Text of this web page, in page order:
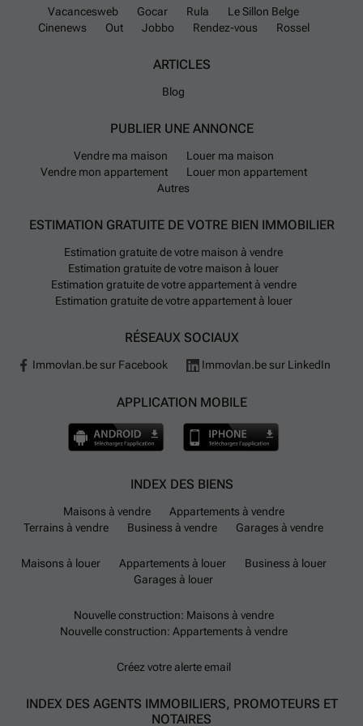
marché du développement immobilier à Heers. Pour organiser une
visite ou obtenir davantage d’informations, nous vous invitons à
Vacancesweb Gocar Rula
Le Sillon Belge
Cinenews
Out Jobbo Rendez-vous Rossel
ARTICLES
Blog
PUBLIER UNE ANNONCE
Vendre ma maison
Louer ma maison
Vendre mon appartement
Louer mon appartement
Autres
ESTIMATION GRATUITE DE VOTRE BIEN IMMOBILIER
Estimation gratuite de votre maison à vendre
Estimation gratuite de votre maison à louer
Estimation gratuite de votre appartement à vendre
Estimation gratuite de votre appartement à louer
RÉSEAUX SOCIAUX
Immovlan.be sur Facebook Immovlan.be sur LinkedIn
APPLICATION MOBILE
INDEX DES BIENS
Maisons à vendre
Appartements à vendre
Terrains à vendre
Business à vendre Garages à vendre
Maisons à louer Appartements à louer
Business à louer
Garages à louer
Nouvelle construction: Maisons à vendre
Nouvelle construction: Appartements à vendre
Créez votre alerte email
INDEX DES AGENTS IMMOBILIERS, PROMOTEURS ET
NOTAIRES